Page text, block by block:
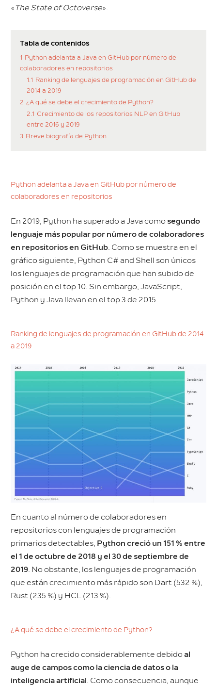
« The State of Octoverse».
Tabla de contenidos
1 Python adelanta a Java en GitHub por número de
colaboradores en repositorios
1.1 Ranking de lenguajes de programación en GitHub de
2014 a 2019
2 ¿A qué se debe el crecimiento de Python?
2.1 Crecimiento de los repositorios NLP en GitHub
entre 2016 y 2019
3 Breve biografía de Python
Python adelanta a Java en GitHub por número de
colaboradores en repositorios
En 2019, Python ha superado a Java comosegundo
lenguaje más popular por número de colaboradores
en repositorios en GitHub. Como se muestra en el
gráfico siguiente, Python C# and Shell son únicos
los lenguajes de programación que han subido de
posición en el top 10. Sin embargo, JavaScript,
Python y Java llevan en el top 3 de 2015.
Ranking de lenguajes de programación en GitHub de 2014
a 2019
En cuanto al número de colaboradores en
repositorios con lenguajes de programación
primarios detectables, Python creció un 151 % entre
el 1 de octubre de 2018 y el 30 de septiembre de
2019. No obstante, los lenguajes de programación
que están crecimiento más rápido son Dart (532 %),
Rust (235 %) y HCL (213 %).
¿A qué se debe el crecimiento de Python?
Python ha crecido considerablemente debidoal
auge de campos como la ciencia de datos o la
inteligencia artificial. Como consecuencia, aunque